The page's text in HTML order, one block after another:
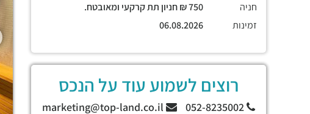
חניה
זמינות
רוצים לשמוע עוד על הנכס